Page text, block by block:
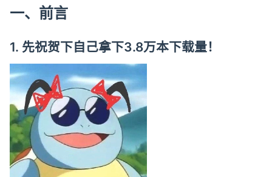
一、前言
1. 先祝贺下自己拿下3.8万本下载量！